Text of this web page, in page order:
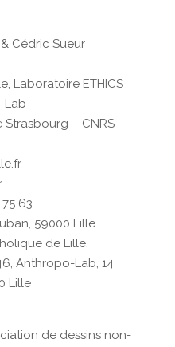
& Cédric Sueur
Laboratoire ETHICS
Lab
Strasbourg – CNRS
63
59000 Lille
de Lille,
Anthropo-Lab, 14
Lille
de dessins non-